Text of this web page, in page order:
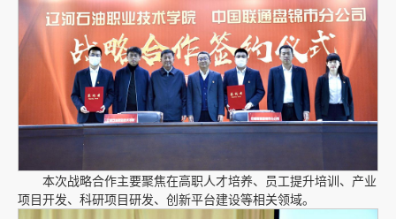
本次战略合作主要聚焦在高职人才培养、员工提升培训、产业
项目开发、科研项目研发、创新平台建设等相关领域。